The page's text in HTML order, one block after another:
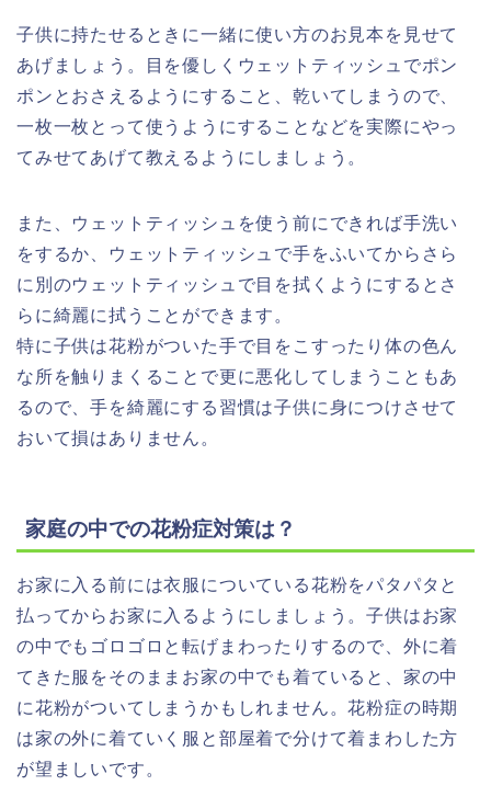
子供に持たせるときに一緒に使い方のお見本を見せて
あげましょう。目を優しくウェットティッシュでポン
ポンとおさえるようにすること、乾いてしまうので、
一枚一枚とって使うようにすることなどを実際にやっ
てみせてあげて教えるようにしましょう。
また、ウェットティッシュを使う前にできれば手洗い
をするか、ウェットティッシュで手をふいてからさら
に別のウェットティッシュで目を拭くようにするとさ
らに綺麗に拭うことができます。
特に子供は花粉がついた手で目をこすったり体の色ん
な所を触りまくることで更に悪化してしまうこともあ
るので、手を綺麗にする習慣は子供に身につけさせて
おいて損はありません。
家庭の中での花粉症対策は？
お家に入る前には衣服についている花粉をパタパタと
払ってからお家に入る ようにしましょう。子供はお家
の中でもゴロゴロと転げまわったりするので、外に着
てきた服をそのままお家の中でも着ていると、家の中
に花粉がついてしまうかもしれません。花粉症の時期
は家の外に着ていく服と部屋着で分けて着まわした方
が望ましいです。